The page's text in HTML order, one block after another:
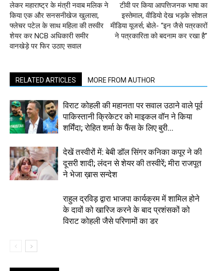
लेकर महाराष्ट्र के मंत्री नवाब मलिक ने
किया एक और सनसनीखेज खुलासा,
फ्लेचर पटेल के साथ महिला की तस्वीर
शेयर कर NCB अधिकारी समीर
वानखेड़े पर फिर उठाए सवाल
टीवी पर किया आपत्तिजनक भाषा का
इस्तेमाल, वीडियो देख भड़के सोशल
मीडिया यूजर्स; बोले- “इन जैसे पत्रकारों
ने पत्रकारिता को बदनाम कर रखा है”
RELATED ARTICLES MORE FROM AUTHOR
विराट कोहली की महानता पर सवाल उठाने वाले पूर्व
पाकिस्तानी क्रिकेटर को माइकल वॉन ने किया
शर्मिंदा; रोहित शर्मा के फैंस के लिए बुरी...
देखें तस्वीरों में: बेबी डॉल सिंगर कनिका कपूर ने की
दूसरी शादी; लंदन से शेयर की तस्वीरें; मीरा राजपूत
ने भेजा ख़ास सन्देश
राहुल द्रविड़ द्वारा भाजपा कार्यक्रम में शामिल होने
के दावों को खारिज करने के बाद प्रशंसकों को
विराट कोहली जैसे परिणामों का डर